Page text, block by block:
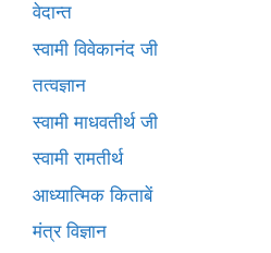
वेदान्त
स्वामी विवेकानंद जी
तत्वज्ञान
स्वामी माधवतीर्थ जी
स्वामी रामतीर्थ
आध्यात्मिक किताबें
मंत्र विज्ञान